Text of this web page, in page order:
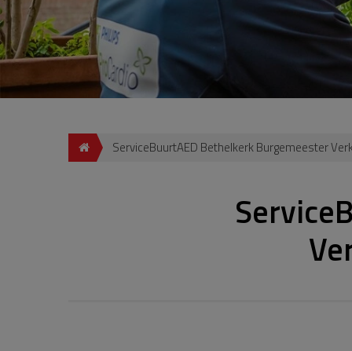
ServiceBuurtAED Bethelkerk Burgemeester